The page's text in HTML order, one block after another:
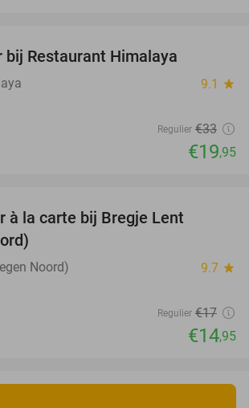
bij Restaurant Himalaya
9.1 star
Regulier €33
€19,95
à la carte bij Bregje Lent
Noord) 9.7 star
Regulier €17
€14,95